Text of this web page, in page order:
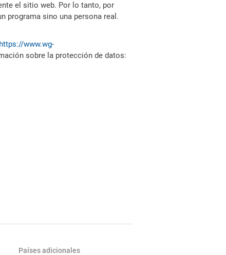
el sitio web. Por lo tanto, por
programa sino una persona real.
https://www.wg-
sobre la protección de datos:
Países adicionales